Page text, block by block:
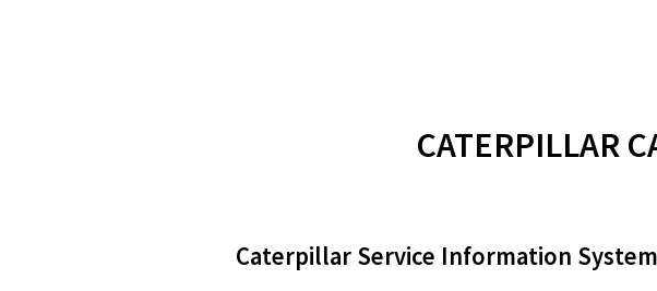
CATERPILLAR
Caterpillar Service Information